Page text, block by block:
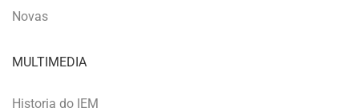
Novas
MULTIMEDIA
Historia do IEM